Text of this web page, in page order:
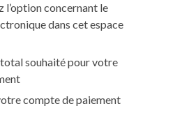
l’option concernant le
dans cet espace
souhaité pour votre
compte de paiement